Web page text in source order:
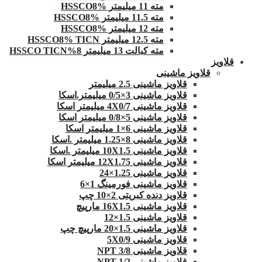
مته 11 میلیمتر HSSCO8%
مته 11.5 میلیمتر HSSCO8%
مته 12 میلیمتر HSSCO8%
مته 12.5 میلیمتر HSSCO8% TICN
مته کبالت 13 میلیمتر 8%HSSCO TICN
قلاویز
قلاویز ماشینی
قلاویز ماشینی 2.5 میلیمتر
قلاویز ماشینی 3×0/5 میلیمتر.اسکا
قلاویز ماشینی 4X0/7 میلیمتر اسکا
قلاویز ماشینی 5×0/8 میلیمتر اسکا
قلاویز ماشینی 6×1 میلیمتر اسکا
قلاویز ماشینی 8×1.25 میلیمتر .اسکا
قلاویز ماشینی 10X1.5 میلیمتر .اسکا
قلاویز ماشینی 12X1.75 میلیمتر اسکا
قلاویز ماشینی 1.25×24
قلاویز ماشینی فورمینگ 1×6
قلاویز دنده کبریتی 2×10 چپ
قلاویز ماشینی 16X1.5 مارپیچ
قلاویز ماشینی 1.5×12
قلاویز ماشینی 1.5×20 مارپیچ چپ
قلاویز ماشینی 5X0/9
قلاویز ماشینی 3/8 NPT